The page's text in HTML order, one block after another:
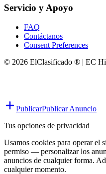
Servicio y Apoyo
FAQ
Contáctanos
Consent Preferences
© 2026 ElClasificado ® | EC
PublicarPublicar Anuncio
Tus opciones de privacidad
Usamos cookies para operar
permiso — personalizar los
anuncios de cualquier forma.
cualquier momento.